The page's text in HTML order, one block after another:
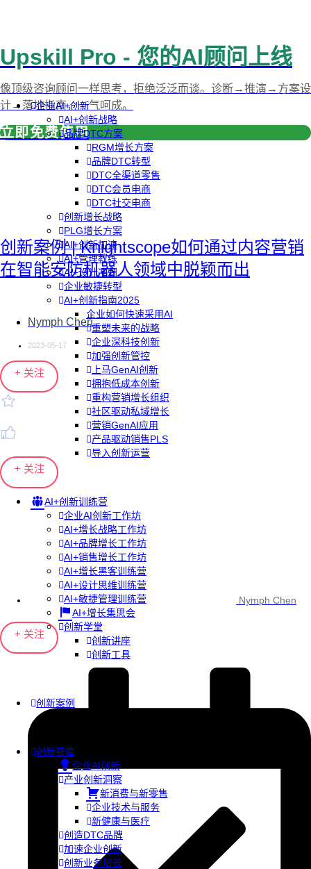
企业AI+创新
AI+创新战略
品牌DTC方案
RGM增长方案
品牌DTC转型
DTC全渠道零售
DTC会员电商
DTC社交电商
创新增长战略
PLG增长方案
AI+创新加速
AI+管理教练
AI+设计冲刺
企业敏捷转型
AI+创新指南2025
企业如何快速采用AI
重塑未来的战略
企业深科技创新
加强创新管控
上马GenAI创新
拥抱低成本创新
重构营销增长组织
社区驱动私域增长
营销GenAI应用
产品驱动销售PLS
导入创新运营
AI+创新训练营
企业AI创新工作坊
AI+增长战略工作坊
AI+品牌增长工作坊
AI+销售增长工作坊
AI+增长黑客训练营
AI+设计思维训练营
AI+敏捷管理训练营
AI+增长集思会
创新学堂
创新讲座
创新工具
创新案例
创新智库
企业AI创新
产业创新洞察
新消费与新零售
企业技术与服务
新健康与医疗
创造DTC品牌
加速企业创新
创新业务增长
Upskill Pro - 您的AI顾问上线
像顶级咨询顾问一样思考，拒绝泛泛而谈。诊断→推演→方案设
计→落地指南，一气呵成。
立即免费使用
创新案例 | Knightscope如何通过内容营销
在智能安防机器人领域中脱颖而出
Nymph Chen
2023-05-17
+ 关注
+ 关注
Nymph Chen
+ 关注